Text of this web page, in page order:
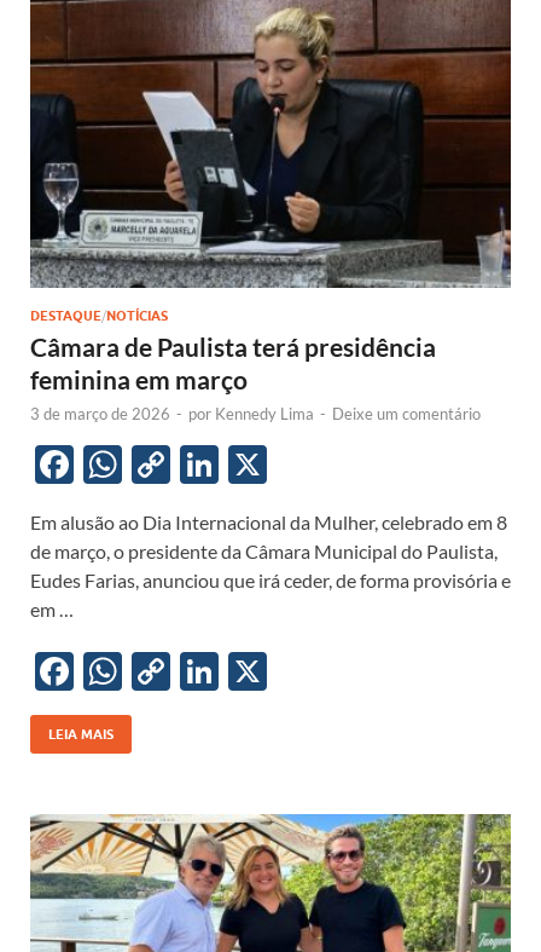
k p
n
k
n
DESTAQUE/NOTÍCIAS
Câmara de Paulista terá presidência
feminina em março
3 de março de 2026 - por Kennedy Lima - Deixe um comentário
F
e
b
o
k
W
at
s
p
p
C
p
y
n
k
Li
k
e
n
Em alusão ao Dia Internacional da Mulher, celebrado em 8
de março, o presidente da Câmara Municipal do Paulista,
Eudes Farias, anunciou que irá ceder, de forma provisória e
em …
F
ac
e
o
o
k
W
h
at
A
p
p
C
Li
n
k
Li
dI
n
LEIA MAIS